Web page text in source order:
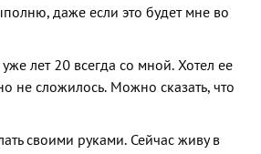
даже если это будет мне во
лет 20 всегда со мной. Хотел ее
не сложилось. Можно сказать, что
своими руками. Сейчас живу в